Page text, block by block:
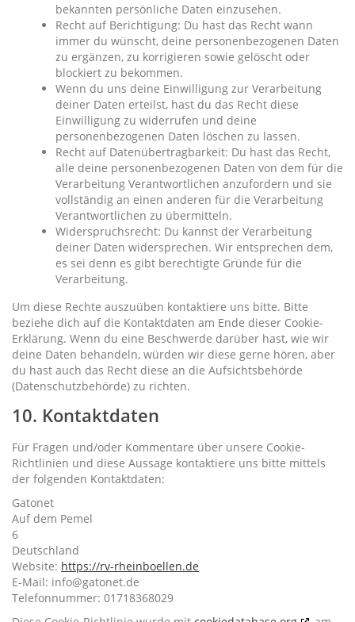
bekannten persönliche Daten einzusehen.
Recht auf Berichtigung: Du hast das Recht wann
immer du wünscht, deine personenbezogenen Daten
zu ergänzen, zu korrigieren sowie gelöscht oder
blockiert zu bekommen.
Wenn du uns deine Einwilligung zur Verarbeitung
deiner Daten erteilst, hast du das Recht diese
Einwilligung zu widerrufen und deine
personenbezogenen Daten löschen zu lassen.
Recht auf Datenübertragbarkeit: Du hast das Recht,
alle deine personenbezogenen Daten von dem für die
Verarbeitung Verantwortlichen anzufordern und sie
vollständig an einen anderen für die Verarbeitung
Verantwortlichen zu übermitteln.
Widerspruchsrecht: Du kannst der Verarbeitung
deiner Daten widersprechen. Wir entsprechen dem,
es sei denn es gibt berechtigte Gründe für die
Verarbeitung.
Um diese Rechte auszuüben kontaktiere uns bitte. Bitte
beziehe dich auf die Kontaktdaten am Ende dieser Cookie-
Erklärung. Wenn du eine Beschwerde darüber hast, wie wir
deine Daten behandeln, würden wir diese gerne hören, aber
du hast auch das Recht diese an die Aufsichtsbehörde
(Datenschutzbehörde) zu richten.
10. Kontaktdaten
Für Fragen und/oder Kommentare über unsere Cookie-
Richtlinien und diese Aussage kontaktiere uns bitte mittels
der folgenden Kontaktdaten:
Gatonet
Auf dem Pemel
6
Deutschland
Website: https://rv-rheinboellen.de
E-Mail: info@gatonet.de
Telefonnummer: 01718368029